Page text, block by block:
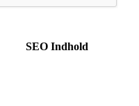
SEO Indhold